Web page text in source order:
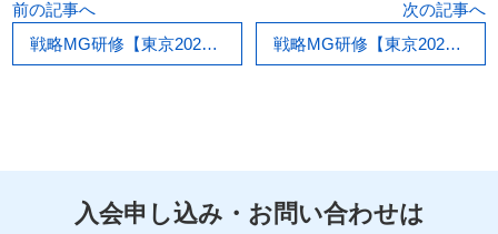
前の記事へ
戦略MG研修【東京2026/07/11,12】
次の記事へ
戦略MG研修【東京2026/07/18,19】
入会申し込み・お問い合わせは